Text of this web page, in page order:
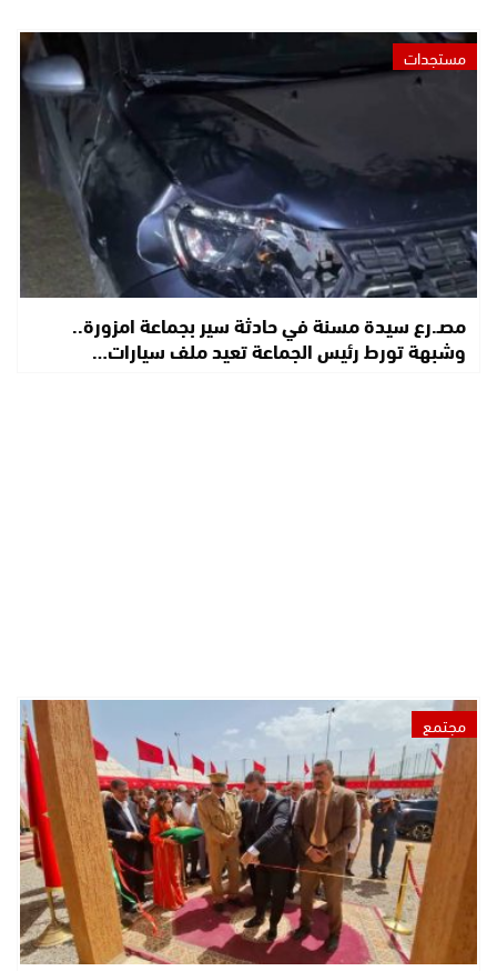
مستجدات
مصـ.رع سيدة مسنة في حادثة سير بجماعة امزورة..
وشبهة تورط رئيس الجماعة تعيد ملف سيارات…
مجتمع